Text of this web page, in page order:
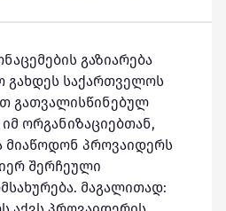
გაზიარება
გახდეს საქართველოს
გათვალისწინებულ
ორგანიზაციებთან,
მიაწოდონ პროვაიდერს
შერჩეული
მაგალითად: